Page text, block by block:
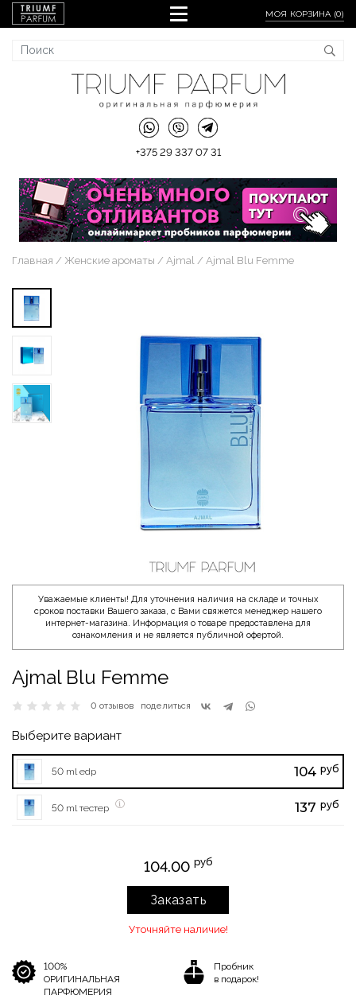
МОЯ КОРЗИНА (0)
+375 29 337 07 31
Главная Женские ароматы Ajmal Ajmal Blu Femme
Уважаемые клиенты! Для уточнения наличия на складе и точных
сроков поставки Вашего заказа, с Вами свяжется менеджер нашего
интернет-магазина. Информация о товаре предоставлена для
ознакомления и не является публичной офертой.
Ajmal Blu Femme
0 отзывов поделиться
Выберите вариант
50 ml edp 104 руб
50 ml тестер 137 руб
104.00 руб
Заказать
Уточняйте наличие!
100%
ОРИГИНАЛЬНАЯ
ПАРФЮМЕРИЯ
Пробник
в подарок!